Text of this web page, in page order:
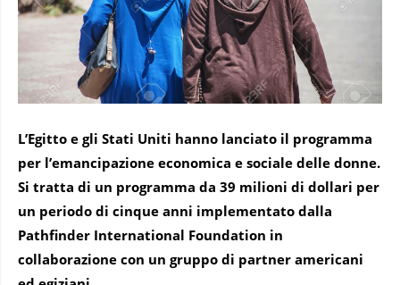
L’Egitto e gli Stati Uniti hanno lanciato il programma
per l’emancipazione economica e sociale delle donne.
Si tratta di un programma da 39 milioni di dollari per
un periodo di cinque anni implementato dalla
Pathfinder International Foundation in
collaborazione con un gruppo di partner americani